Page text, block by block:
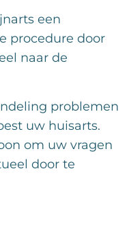
een
procedure door
naar de
problemen
uw huisarts.
om uw vragen
door te